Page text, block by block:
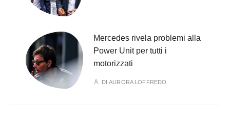
Mercedes rivela problemi alla
Power Unit per tutti i
motorizzati
DIAURORA LOFFREDO